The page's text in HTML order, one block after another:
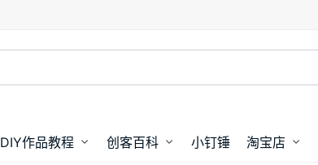
DIY作品教程 创客百科 小钉锤 淘宝店